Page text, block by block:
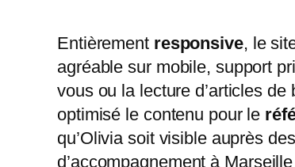
Entièrement responsive, le
agréable sur mobile, support
vous ou la lecture d’articles
optimisé le contenu pour le
qu’Olivia soit visible auprès
d’accompagnement à